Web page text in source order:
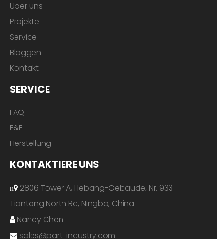
Über uns
Projekte
Service
Bloggen
Kontakt
SERVICE
FAQ
F&E
Herstellung
KONTAKTIERE UNS
n 2806 Tower A, Hebang-Gebäude, Nr. 933
Tiantong North Rd, Ningbo, China
 Nancy Chen
 sales@part-industry.com